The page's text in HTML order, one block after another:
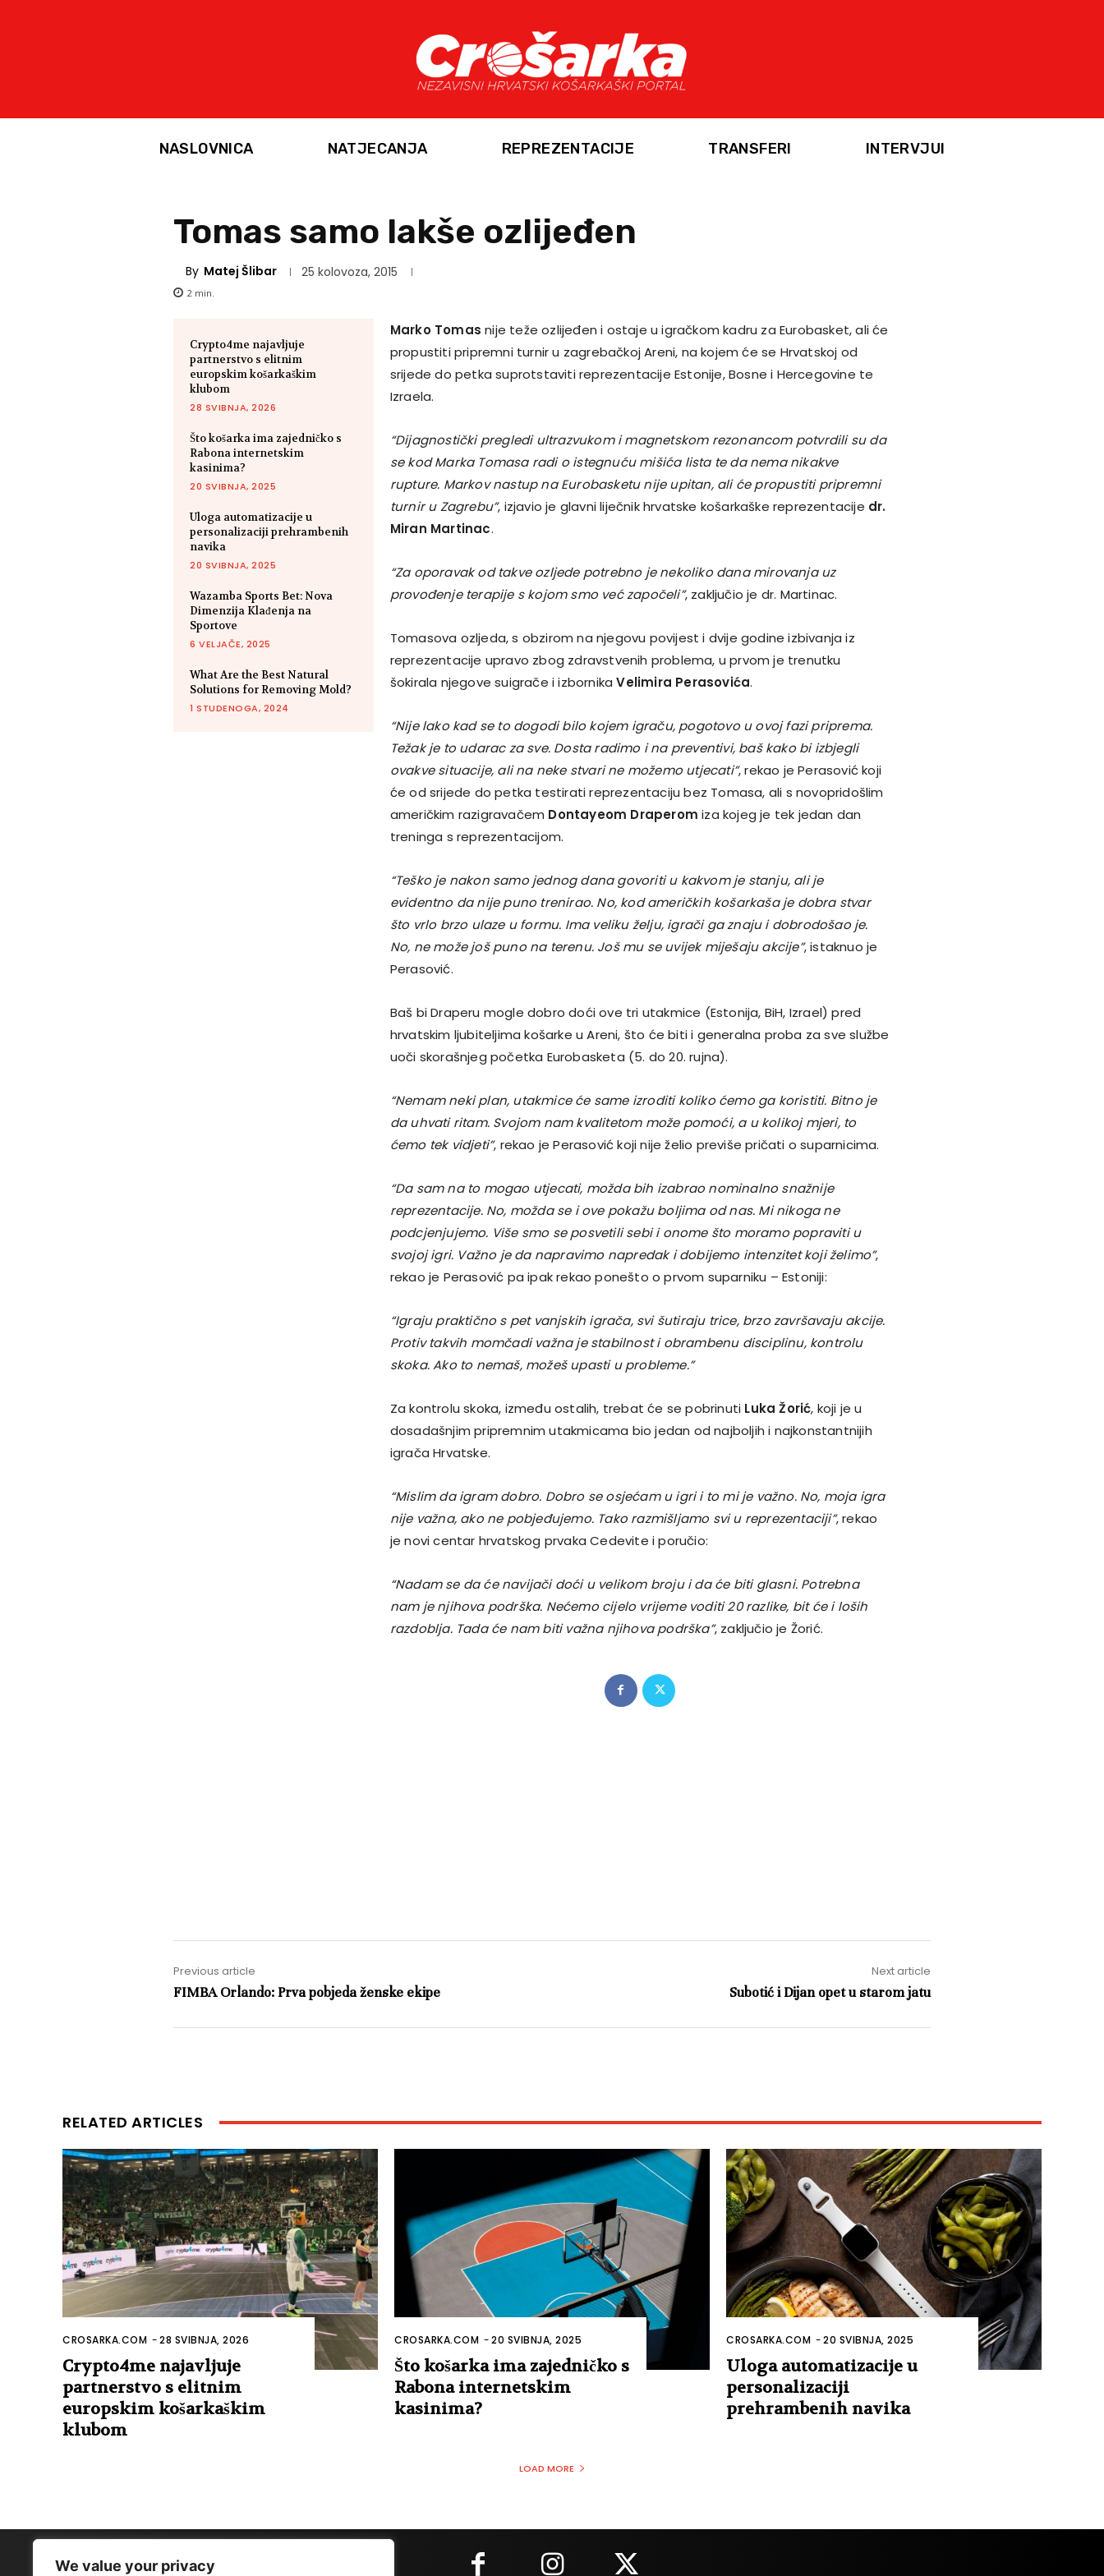
We value your privacy
NASLOVNICA NATJECANJA REPREZENTACIJE TRANSFERI INTERVJUI
Tomas samo lakše ozlijeđen
By Matej Šlibar 25 kolovoza, 2015
2 min.
Crypto4me najavljuje
partnerstvo s elitnim
europskim košarkaškim
klubom
28 SVIBNJA, 2026
Što košarka ima zajedničko s
Rabona internetskim
kasinima?
20 SVIBNJA, 2025
Uloga automatizacije u
personalizaciji prehrambenih
navika
20 SVIBNJA, 2025
Wazamba Sports Bet: Nova
Dimenzija Klađenja na
Sportove
6 VELJAČE, 2025
What Are the Best Natural
Solutions for Removing Mold?
1 STUDENOGA, 2024
Marko Tomas nije teže ozlijeđen i ostaje u igračkom kadru za Eurobasket, ali će
propustiti pripremni turnir u zagrebačkoj Areni, na kojem će se Hrvatskoj od
srijede do petka suprotstaviti reprezentacije Estonije, Bosne i Hercegovine te
Izraela.
“Dijagnostički pregledi ultrazvukom i magnetskom rezonancom potvrdili su da
se kod Marka Tomasa radi o istegnuću mišića lista te da nema nikakve
rupture. Markov nastup na Eurobasketu nije upitan, ali će propustiti pripremni
turnir u Zagrebu”, izjavio je glavni liječnik hrvatske košarkaške reprezentacije dr.
Miran Martinac.
“Za oporavak od takve ozljede potrebno je nekoliko dana mirovanja uz
provođenje terapije s kojom smo već započeli”, zaključio je dr. Martinac.
Tomasova ozljeda, s obzirom na njegovu povijest i dvije godine izbivanja iz
reprezentacije upravo zbog zdravstvenih problema, u prvom je trenutku
šokirala njegove suigrače i izbornikaVelimira Perasovića.
“Nije lako kad se to dogodi bilo kojem igraču, pogotovo u ovoj fazi priprema.
Težak je to udarac za sve. Dosta radimo i na preventivi, baš kako bi izbjegli
ovakve situacije, ali na neke stvari ne možemo utjecati”, rekao je Perasović koji
će od srijede do petka testirati reprezentaciju bez Tomasa, ali s novopridošlim
američkim razigravačem Dontayeom Draperom iza kojeg je tek jedan dan
treninga s reprezentacijom.
“Teško je nakon samo jednog dana govoriti u kakvom je stanju, ali je
evidentno da nije puno trenirao. No, kod američkih košarkaša je dobra stvar
što vrlo brzo ulaze u formu. Ima veliku želju, igrači ga znaju i dobrodošao je.
No, ne može još puno na terenu. Još mu se uvijek miješaju akcije”, istaknuo je
Perasović.
Baš bi Draperu mogle dobro doći ove tri utakmice (Estonija, BiH, Izrael) pred
hrvatskim ljubiteljima košarke u Areni, što će biti i generalna proba za sve službe
uoči skorašnjeg početka Eurobasketa (5. do 20. rujna).
“Nemam neki plan, utakmice će same izroditi koliko ćemo ga koristiti. Bitno je
da uhvati ritam. Svojom nam kvalitetom može pomoći, a u kolikoj mjeri, to
ćemo tek vidjeti”, rekao je Perasović koji nije želio previše pričati o suparnicima.
“Da sam na to mogao utjecati, možda bih izabrao nominalno snažnije
reprezentacije. No, možda se i ove pokažu boljima od nas. Mi nikoga ne
podcjenjujemo. Više smo se posvetili sebi i onome što moramo popraviti u
svojoj igri. Važno je da napravimo napredak i dobijemo intenzitet koji želimo”,
rekao je Perasović pa ipak rekao ponešto o prvom suparniku – Estoniji:
“Igraju praktično s pet vanjskih igrača, svi šutiraju trice, brzo završavaju akcije.
Protiv takvih momčadi važna je stabilnost i obrambenu disciplinu, kontrolu
skoka. Ako to nemaš, možeš upasti u probleme.”
Za kontrolu skoka, između ostalih, trebat će se pobrinuti Luka Žorić, koji je u
dosadašnjim pripremnim utakmicama bio jedan od najboljih i najkonstantnijih
igrača Hrvatske.
“Mislim da igram dobro. Dobro se osjećam u igri i to mi je važno. No, moja igra
nije važna, ako ne pobjeđujemo. Tako razmišljamo svi u reprezentaciji”, rekao
je novi centar hrvatskog prvaka Cedevite i poručio:
“Nadam se da će navijači doći u velikom broju i da će biti glasni. Potrebna
nam je njihova podrška. Nećemo cijelo vrijeme voditi 20 razlike, bit će i loših
razdoblja. Tada će nam biti važna njihova podrška”, zaključio je Žorić.
Previous article
FIMBA Orlando: Prva pobjeda ženske ekipe
Next article
Subotić i Dijan opet u starom jatu
RELATED ARTICLES
CROSARKA.COM -28 SVIBNJA, 2026
Crypto4me najavljuje
partnerstvo s elitnim
europskim košarkaškim
klubom
CROSARKA.COM -20 SVIBNJA, 2025
Što košarka ima zajedničko s
Rabona internetskim
kasinima?
CROSARKA.COM -20 SVIBNJA, 2025
Uloga automatizacije u
personalizaciji
prehrambenih navika
LOAD MORE